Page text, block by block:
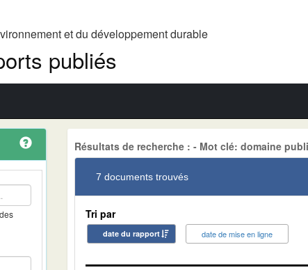
et du développement durable
publiés
Résultats de recherche : - Mot clé: domaine
7 documents trouvés
Tri par
date du rapport date de mise en ligne